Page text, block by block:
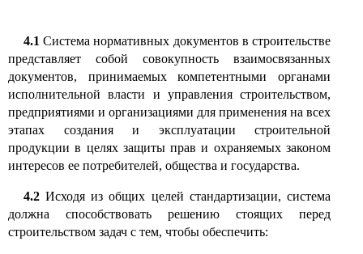
4.1 Система нормативных документов в строительстве
представляет собой совокупность взаимосвязанных
документов, принимаемых компетентными органами
исполнительной власти и управления строительством,
предприятиями и организациями для применения на всех
этапах создания и эксплуатации строительной
продукции в целях защиты прав и охраняемых законом
интересов ее потребителей, общества и государства.
4.2 Исходя из общих целей стандартизации, система
должна способствовать решению стоящих перед
строительством задач с тем, чтобы обеспечить: